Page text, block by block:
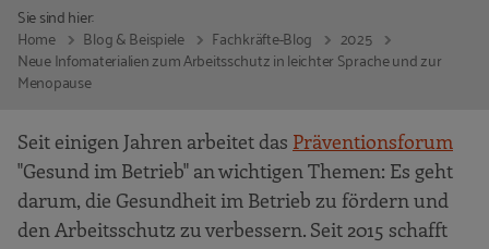
Sie sind hier:
Home
Blog & Beispiele Fachkräfte-Blog
2025
Neue Infomaterialien zum Arbeitsschutz in leichter Sprache und zur
Menopause
Seit einigen Jahren arbeitet das Präventionsforum
"Gesund im Betrieb" an wichtigen Themen: Es geht
darum, die Gesundheit im Betrieb zu fördern und
den Arbeitsschutz zu verbessern. Seit 2015 schafft